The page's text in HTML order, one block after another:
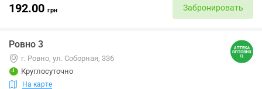
192.00 грн Забронировать
Ровно 3
г. Ровно, ул. Соборная, 336
Круглосуточно
На карте